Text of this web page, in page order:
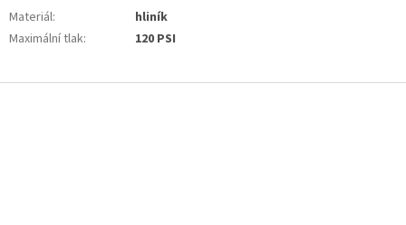
Materiál:
hliník
Maximální tlak: 120 PSI